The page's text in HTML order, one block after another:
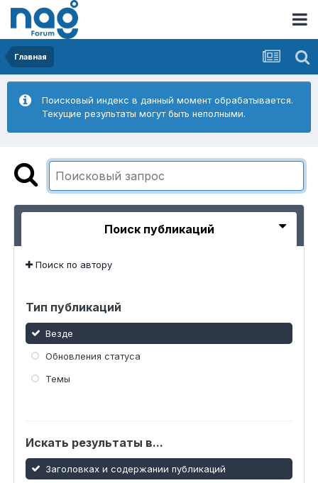
Главная
Поисковый индекс в данный момент обрабатывается.
Текущие результаты могут быть неполными.
Поиск публикаций
Поиск по автору
Тип публикаций
Везде
Обновления статуса
Темы
Искать результаты в...
Заголовках и содержании публикаций